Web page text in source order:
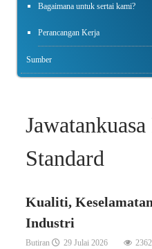
Bagaimana untuk sertai kami?
Perancangan Kerja
Sumber
Standard
Kualiti,
Industri
Butiran 29 Julai 2026